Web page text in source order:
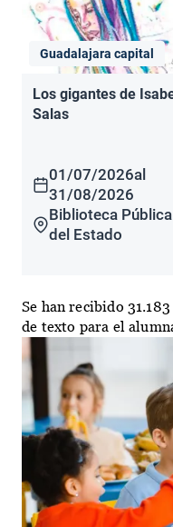
Guadalajara capital
Los gigantes de
Salas
01/07/2026al
31/08/2026
Biblioteca Pública
del Estado
Se han recibido
de texto para el